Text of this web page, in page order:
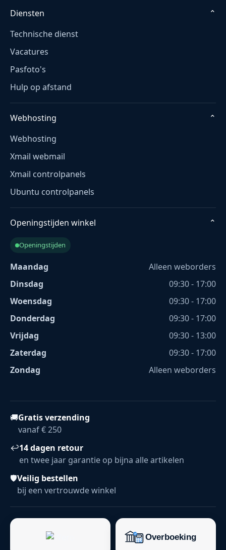
Diensten
⌄
Technische dienst
Vacatures
Pasfoto's
Hulp op afstand
Webhosting
⌄
Webhosting
Xmail webmail
Xmail controlpanels
Ubuntu controlpanels
Openingstijden winkel ⌄
Openingstijden
Maandag
Alleen weborders
Dinsdag
09:30 - 17:00
Woensdag
09:30 - 17:00
Donderdag
09:30 - 17:00
Vrijdag
09:30 - 13:00
Zaterdag
09:30 - 17:00
Zondag
Alleen weborders
🚚Gratis verzending
vanaf € 250
↩14 dagen retour
en twee jaar garantie op bijna alle artikelen
🛡Veilig bestellen
bij een vertrouwde winkel